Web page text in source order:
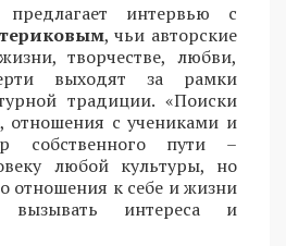
интервью с
, чьи авторские
творчестве, любви,
выходят за рамки
традиции. «Поиски
отношения с учениками и
собственного пути –
любой культуры, но
отношения к себе и жизни
интереса и